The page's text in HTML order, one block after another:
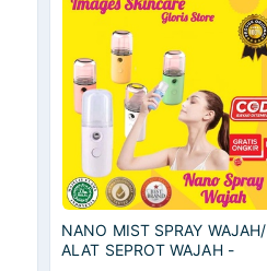
NANO MIST SPRAY WAJAH/
ALAT SEPROT WAJAH -